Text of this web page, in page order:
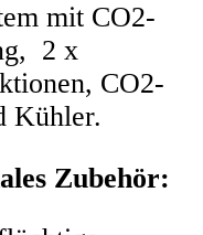
mit CO2-
2 x
CO2-
Kühler.
Zubehör: